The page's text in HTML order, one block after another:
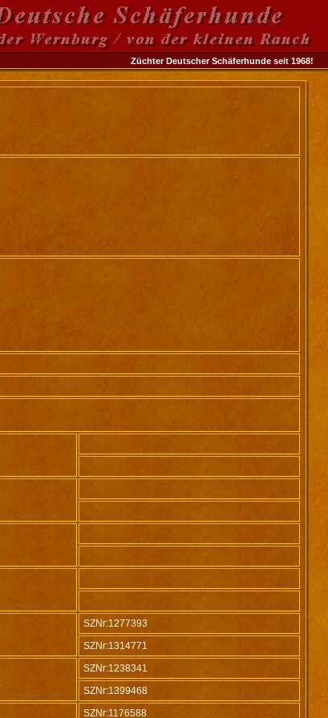
Züchter Deutscher Schäferhunde seit 1968!
SZNr:1277393
SZNr:1314771
SZNr:1238341
SZNr:1399468
SZNr:1176588